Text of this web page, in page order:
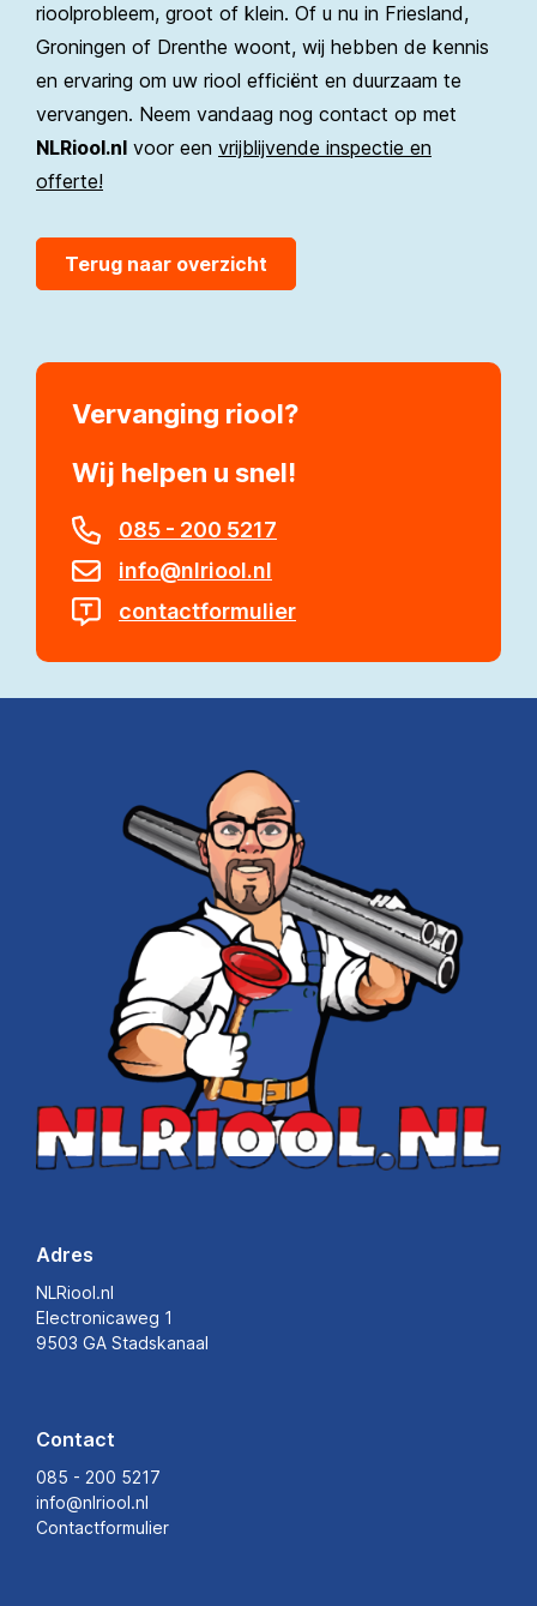
rioolprobleem, groot of klein. Of u nu in Friesland,
Groningen of Drenthe woont, wij hebben de kennis
en ervaring om uw riool efficiënt en duurzaam te
vervangen. Neem vandaag nog contact op met
NLRiool.nl voor een vrijblijvende inspectie en
offerte!
Terug naar overzicht
Vervanging riool
Wij helpen u snel!
085 - 200 5217
info@nlriool.nl
contactformulier
Adres
NLRiool.nl
Electronicaweg 1
9503 GA Stadskanaal
Contact
085 - 200 5217
info@nlriool.nl
Contactformulier